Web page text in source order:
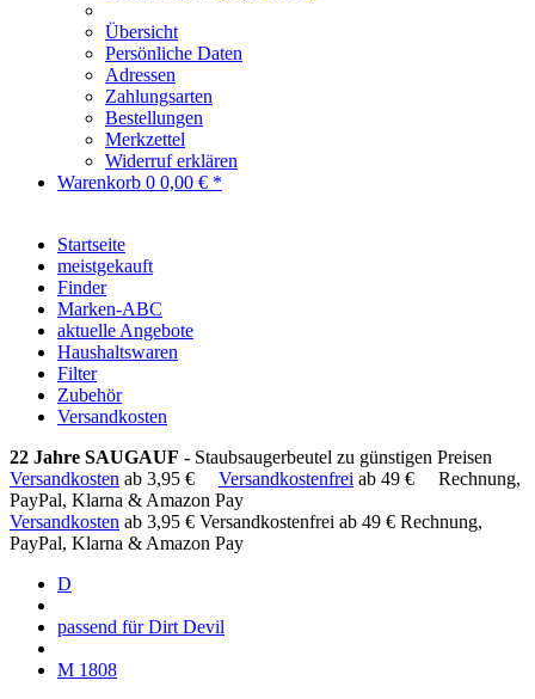
Übersicht
Persönliche Daten
Adressen
Zahlungsarten
Bestellungen
Merkzettel
Widerruf erklären
Warenkorb 0 0,00 € *
Startseite
meistgekauft
Finder
Marken-ABC
aktuelle Angebote
Haushaltswaren
Filter
Zubehör
Versandkosten
22 Jahre SAUGAUF - Staubsaugerbeutel zu günstigen Preisen
Versandkosten ab 3,95 € Versandkostenfrei ab 49 €
Rechnung,
PayPal, Klarna & Amazon Pay
Versandkosten ab 3,95 € Versandkostenfrei ab 49 € Rechnung,
PayPal, Klarna & Amazon Pay
D
passend für Dirt Devil
M 1808